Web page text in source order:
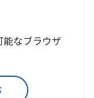
能なブラウザ